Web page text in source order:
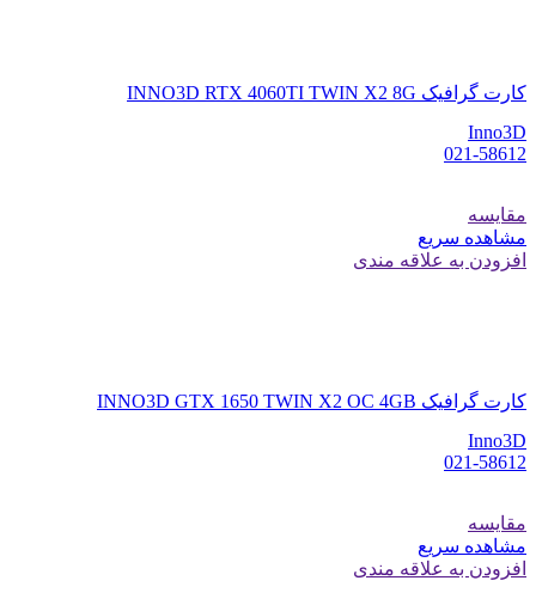
کارت گرافیک INNO3D RTX 4060TI TWIN X2 8G
Inno3D
021-58612
مقایسه
مشاهده سریع
افزودن به علاقه مندی
کارت گرافیک INNO3D GTX 1650 TWIN X2 OC 4GB
Inno3D
021-58612
مقایسه
مشاهده سریع
افزودن به علاقه مندی